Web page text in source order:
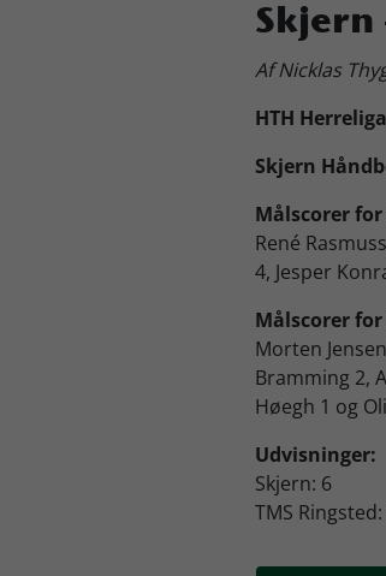
Skjern
Af Nicklas
HTH
Skjern
Målscorer
René
4, Jesper
Målscorer for
Morten
Bramming 2,
Høegh 1 og
Udvisninger:
Skjern: 6
TMS Ringsted: